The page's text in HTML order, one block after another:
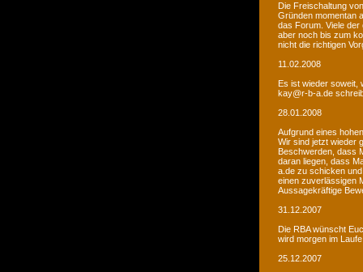
Die Freischaltung
Gründen momentan
das Forum. Viele
aber noch bis zum
nicht die richtigen
11.02.2008
Es ist wieder soweit,
kay@r-b-a.de
28.01.2008
Aufgrund eines
Wir sind jetzt wieder
Beschwerden, dass
daran liegen, dass
a.de zu schicken
einen zuverlässigen
Aussagekräftige
31.12.2007
Die RBA wünscht
wird morgen im
25.12.2007